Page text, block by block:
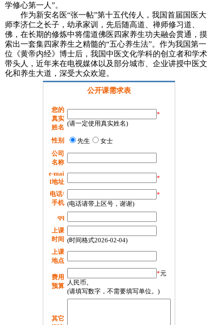
学修心第一人”。
作为新安名医“张一帖”第十五代传人，我国首届国医大
师李济仁之长子，幼承家训，先后随高道、禅师修习道、
佛，在长期的修炼中将儒道佛医四家养生功夫融会贯通，摸
索出一套集四家养生之精髓的“五心养生法”。作为我国第一
位《黄帝内经》博士后，我国中医文化学科的创立者和学术
带头人，近年来在电视媒体以及部分城市、企业讲授中医文
化和养生大道，深受大众欢迎。
公开课需求表
您的
真实
姓名
*
(请一定使用真实姓名)
性别 先生
女士
公司
名称
e-mai
l地址
*
电话/
手机
*
(电话请带上区号，谢谢)
qq
上课
时间 (时间格式2026-02-04)
上课
地点
费用
预算
*元
人民币。
(请填写数字，不需要填写单位。)
其它